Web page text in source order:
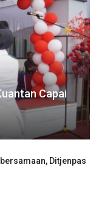
Capai
Ditjenpas